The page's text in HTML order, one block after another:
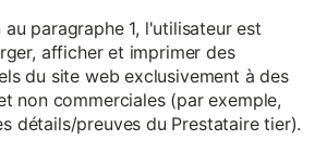
paragraphe 1, l'utilisateur est
afficher et imprimer des
du site web exclusivement à des
non commerciales (par exemple,
détails/preuves du Prestataire tier).